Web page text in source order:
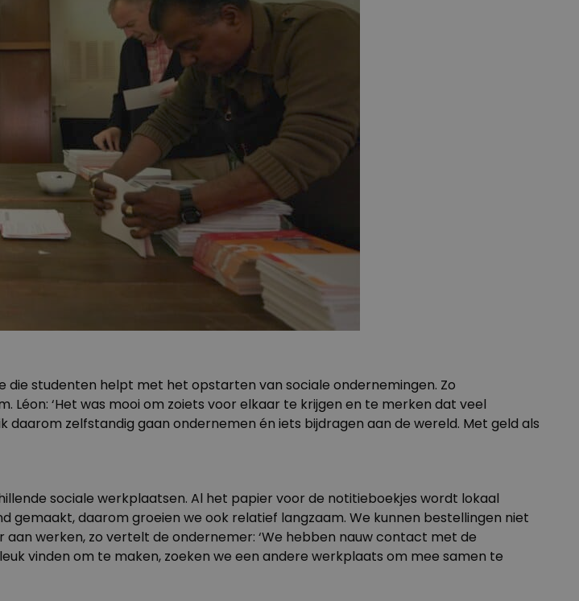
die studenten helpt met het opstarten van sociale ondernemingen. Zo
Léon: ‘Het was mooi om zoiets voor elkaar te krijgen en te merken dat veel
daarom zelfstandig gaan ondernemen én iets bijdragen aan de wereld. Met geld als
sociale werkplaatsen. Al het papier voor de notitieboekjes wordt lokaal
gemaakt, daarom groeien we ook relatief langzaam. We kunnen bestellingen niet
werken, zo vertelt de ondernemer: ‘We hebben nauw contact met de
vinden om te maken, zoeken we een andere werkplaats om mee samen te